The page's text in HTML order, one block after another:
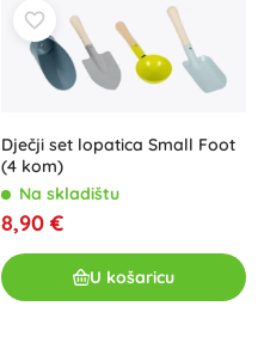
Dječji set lopatica Small Foot
(4 kom)
Na skladištu
8,90 €
U košaricu